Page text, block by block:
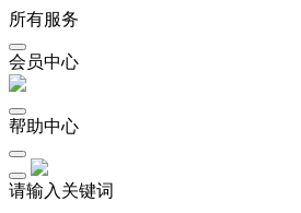
所有服务
会员中心
帮助中心
请输入关键词